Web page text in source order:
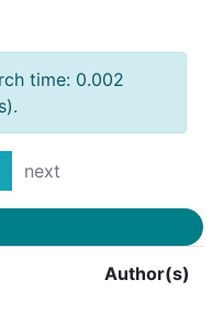
time: 0.002
next
Author(s)